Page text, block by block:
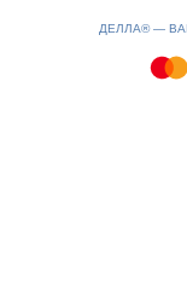
ДЕЛЛА® —